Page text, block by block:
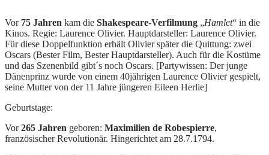
Vor 75 Jahren kam die Shakespeare-Verfilmung „Hamlet“ in die
Kinos. Regie: Laurence Olivier. Hauptdarsteller: Laurence Olivier.
Für diese Doppelfunktion erhält Olivier später die Quittung: zwei
Oscars (Bester Film, Bester Hauptdarsteller). Auch für die Kostüme
und das Szenenbild gibt´s noch Oscars. [Partywissen: Der junge
Dänenprinz wurde von einem 40jährigen Laurence Olivier gespielt,
seine Mutter von der 11 Jahre jüngeren Eileen Herlie]
Geburtstage:
Vor265 Jahren geboren: Maximilien de Robespierre,
französischer Revolutionär. Hingerichtet am 28.7.1794.